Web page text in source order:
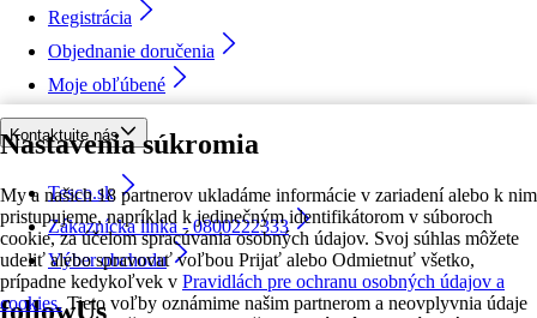
Nastavenia súkromia
My a našich 18 partnerov ukladáme informácie v zariadení alebo k nim
pristupujeme, napríklad k jedinečným identifikátorom v súboroch
cookie, za účelom spracúvania osobných údajov. Svoj súhlas môžete
udeliť alebo spravovať voľbou Prijať alebo Odmietnuť všetko,
prípadne kedykoľvek v Pravidlách pre ochranu osobných údajov a
cookies. Tieto voľby oznámime našim partnerom a neovplyvnia údaje
Registrácia
Objednanie doručenia
Moje obľúbené
Kontaktujte nás
Tesco.sk
Zákaznícka linka - 0800222333
Výber obchodu
followUs